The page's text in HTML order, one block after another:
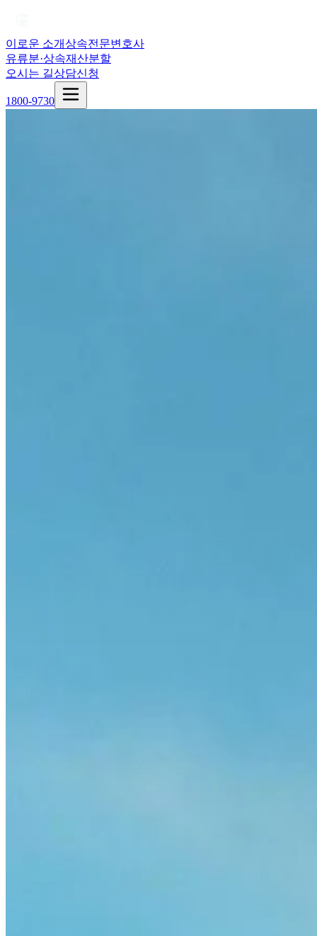
이로운 소개상속전문변호사
유류분·상속재산분할
오시는 길상담신청
1800-9730